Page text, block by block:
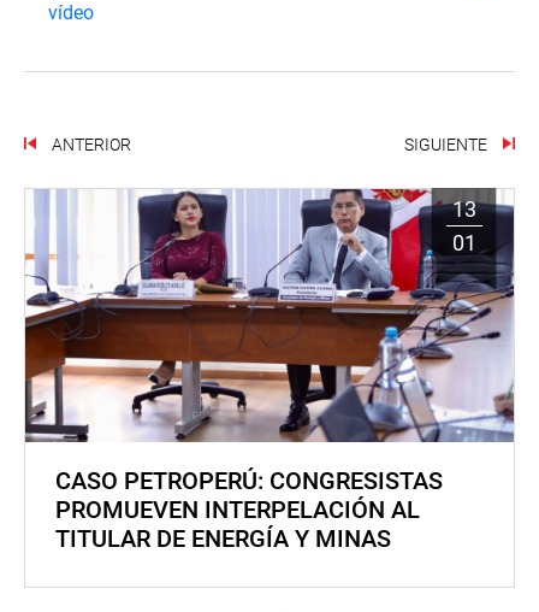
vídeo
ANTERIOR SIGUIENTE
13
01
CASO PETROPERÚ: CONGRESISTAS
PROMUEVEN INTERPELACIÓN AL
TITULAR DE ENERGÍA Y MINAS